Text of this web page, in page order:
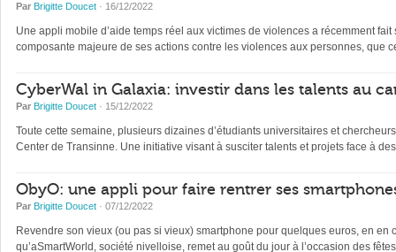
Par Brigitte Doucet · 16/12/2022
Une appli mobile d’aide temps réel aux victimes de violences a récemment
composante majeure de ses actions contre les violences aux personnes, que
CyberWal in Galaxia: investir dans les talents au
Par Brigitte Doucet · 15/12/2022
Toute cette semaine, plusieurs dizaines d’étudiants universitaires et
Center de Transinne. Une initiative visant à susciter talents et projets face à
ObyO: une appli pour faire rentrer ses
Par Brigitte Doucet · 07/12/2022
Revendre son vieux (ou pas si vieux) smartphone pour quelques euros, en
qu’aSmartWorld, société nivelloise, remet au goût du jour à l’occasion des